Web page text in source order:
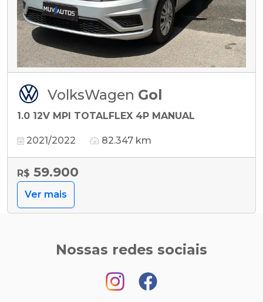
VolksWagen Gol
1.0 12V MPI TOTALFLEX 4P MANUAL
2021/2022 82.347 km
R$ 59.900
Ver mais
Nossas redes sociais